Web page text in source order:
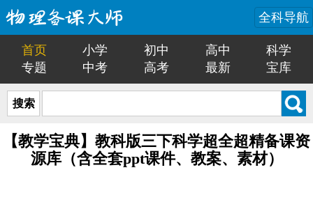
全科导航
首页 小学 初中 高中
科学
专题
中考 高考 最新 宝库
搜索
【教学宝典】教科版三下科学超全超精备课资
源库（含全套ppt课件、教案、素材）